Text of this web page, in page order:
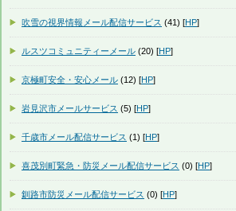
吹雪の視界情報メール配信サービス (41) [HP]
ルスツコミュニティーメール (20) [HP]
京極町安全・安心メール (12) [HP]
岩見沢市メールサービス (5) [HP]
千歳市メール配信サービス (1) [HP]
喜茂別町緊急・防災メール配信サービス (0) [HP]
釧路市防災メール配信サービス (0) [HP]